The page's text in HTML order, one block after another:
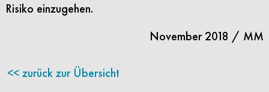
Risiko einzugehen.
November 2018 / MM
zurück zur Übersicht